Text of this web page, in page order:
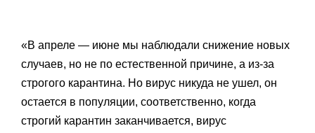
«В апреле — июне мы наблюдали снижение новых
случаев, но не по естественной причине, а из-за
строгого карантина. Но вирус никуда не ушел, он
остается в популяции, соответственно, когда
строгий карантин заканчивается, вирус